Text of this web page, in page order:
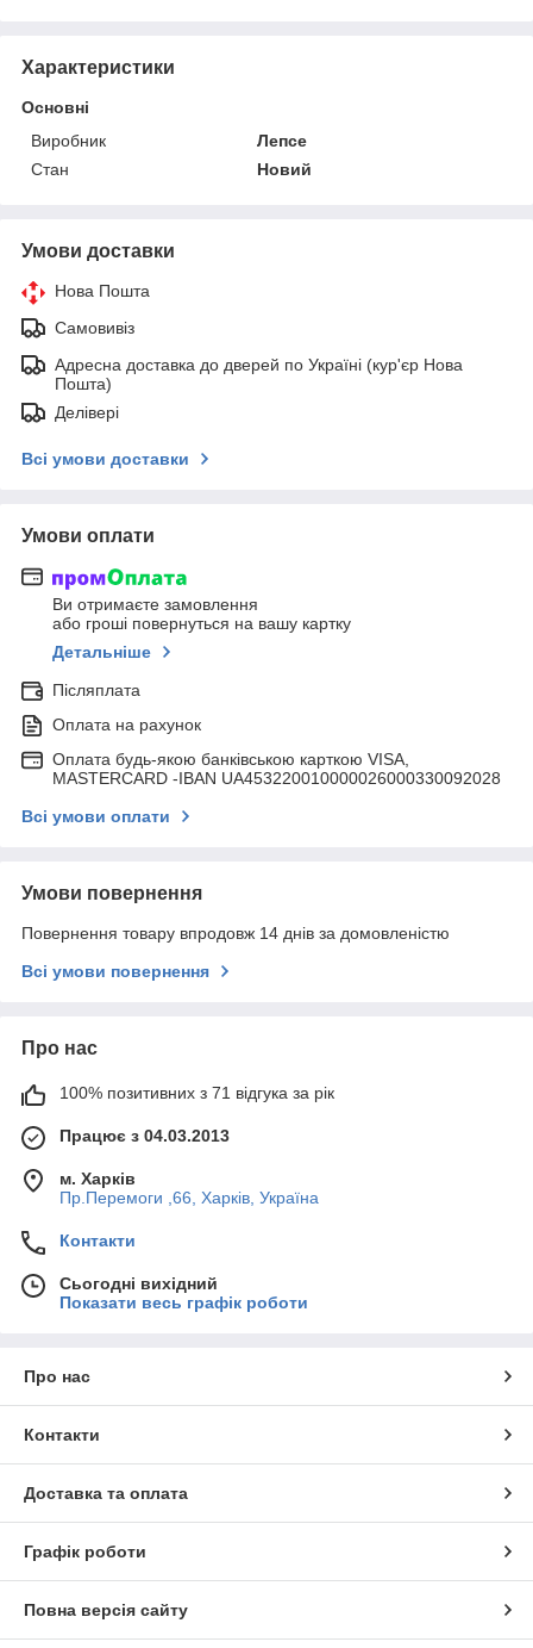
Характеристики
Основні
Виробник
Лепсе
Стан
Новий
Умови доставки
Нова Пошта
Самовивіз
Адресна доставка до дверей по Україні (кур'єр Нова
Пошта)
Делівері
Всі умови доставки
Умови оплати
Ви отримаєте замовлення
або гроші повернуться на вашу картку
Детальніше
Післяплата
Оплата на рахунок
Оплата будь-якою банківською карткою VISA,
MASTERCARD -IBAN UA453220010000026000330092028
Всі умови оплати
Умови повернення
Повернення товару впродовж 14 днів за домовленістю
Всі умови повернення
Про нас
100% позитивних з 71 відгука за рік
Працює з 04.03.2013
м. Харків
Пр.Перемоги ,66, Харків, Україна
Контакти
Сьогодні вихідний
Показати весь графік роботи
Про нас
Контакти
Доставка та оплата
Графік роботи
Повна версія сайту